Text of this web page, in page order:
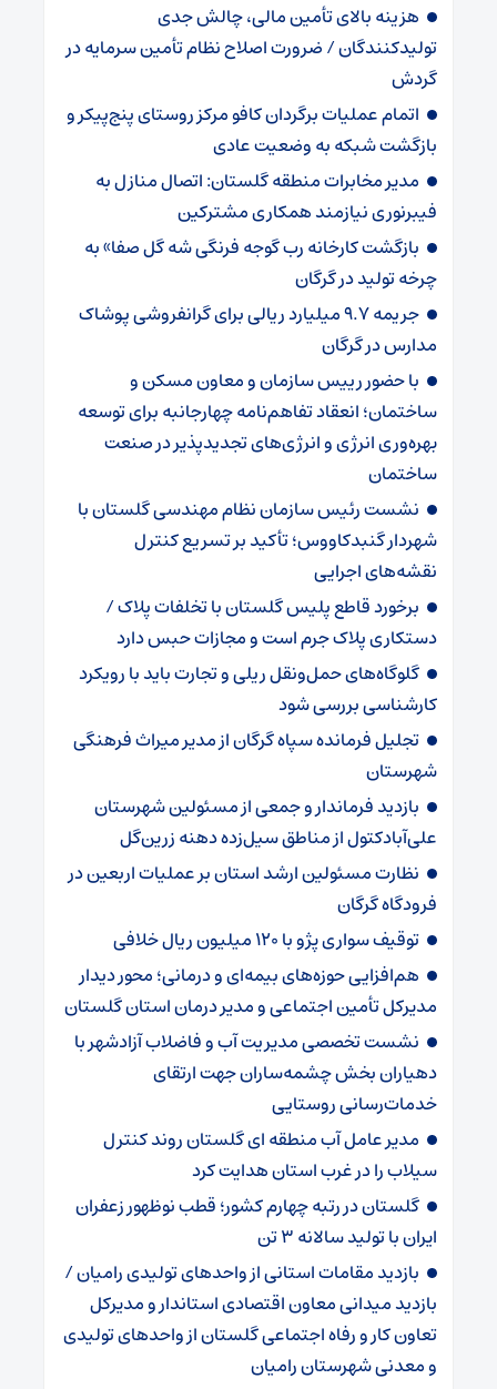
هزینه بالای تأمین مالی، چالش جدی
تولیدکنندگان / ضرورت اصلاح نظام تأمین سرمایه در
گردش
اتمام عملیات برگردان کافو مرکز روستای پنج‌پیکر و
بازگشت شبکه به وضعیت عادی
مدیر مخابرات منطقه گلستان: اتصال منازل به
فیبرنوری نیازمند همکاری مشترکین
بازگشت کارخانه رب گوجه فرنگی شه گل صفا» به
چرخه تولید در گرگان
جریمه ۹.۷ میلیارد ریالی برای گرانفروشی پوشاک
مدارس در گرگان
با حضور رییس سازمان و معاون مسکن و
ساختمان؛ انعقاد تفاهم‌نامه چهارجانبه برای توسعه
بهره‌وری انرژی و انرژی‌های تجدیدپذیر در صنعت
ساختمان
نشست رئیس سازمان نظام مهندسی گلستان با
شهردار گنبدکاووس؛ تأکید بر تسریع کنترل
نقشه‌های اجرایی
برخورد قاطع پلیس گلستان با تخلفات پلاک /
دستکاری پلاک جرم است و مجازات حبس دارد
گلوگاه‌های حمل‌ونقل ریلی و تجارت باید با رویکرد
کارشناسی بررسی شود
تجلیل فرمانده سپاه گرگان از مدیر میراث فرهنگی
شهرستان
بازدید فرماندار و جمعی از مسئولین شهرستان
علی‌آبادکتول از مناطق سیل‌زده دهنه زرین‌گل
نظارت مسئولین ارشد استان بر عملیات اربعین در
فرودگاه گرگان
توقیف سواری پژو با ۱۲۰ میلیون ریال خلافی
هم‌افزایی حوزه‌های بیمه‌ای و درمانی؛ محور دیدار
مدیرکل تأمین اجتماعی و مدیر درمان استان گلستان
نشست تخصصی مدیریت آب و فاضلاب آزادشهر با
دهیاران بخش چشمه‌ساران جهت ارتقای
خدمات‌رسانی روستایی
مدیر عامل آب منطقه ای گلستان روند کنترل
سیلاب را در غرب استان هدایت کرد
گلستان در رتبه چهارم کشور؛ قطب نوظهور زعفران
ایران با تولید سالانه ۳ تن
بازدید مقامات استانی از واحدهای تولیدی رامیان /
بازدید میدانی معاون اقتصادی استاندار و مدیرکل
تعاون کار و رفاه اجتماعی گلستان از واحدهای تولیدی
و معدنی شهرستان رامیان